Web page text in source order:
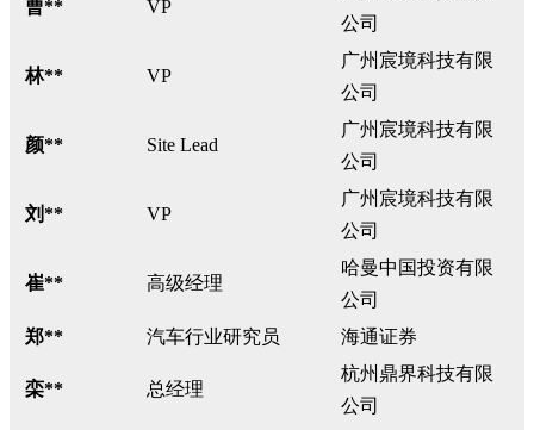
曹** VP
公司
林** VP
广州宸境科技有限
公司
颜** Site Lead
广州宸境科技有限
公司
刘** VP
广州宸境科技有限
公司
崔** 高级经理
哈曼中国投资有限
公司
郑**
汽车行业研究员 海通证券
栾** 总经理
杭州鼎界科技有限
公司